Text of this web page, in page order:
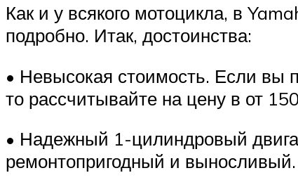
Как и у всякого мотоцикла, в
подробно. Итак, достоинства:
• Невысокая стоимость. Если вы
то рассчитывайте на цену в от
• Надежный 1-цилиндровый
ремонтопригодный и